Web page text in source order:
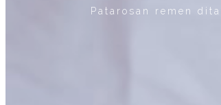
Patarosan remen